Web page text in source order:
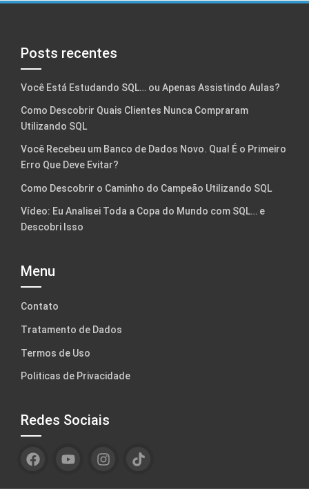
Posts recentes
Você Está Estudando SQL… ou Apenas Assistindo Aulas?
Como Descobrir Quais Clientes Nunca Compraram
Utilizando SQL
Você Recebeu um Banco de Dados Novo. Qual É o Primeiro
Erro Que Deve Evitar?
Como Descobrir o Caminho do Campeão Utilizando SQL
Vídeo: Eu Analisei Toda a Copa do Mundo com SQL… e
Descobri Isso
Menu
Contato
Tratamento de Dados
Termos de Uso
Politicas de Privacidade
Redes Sociais